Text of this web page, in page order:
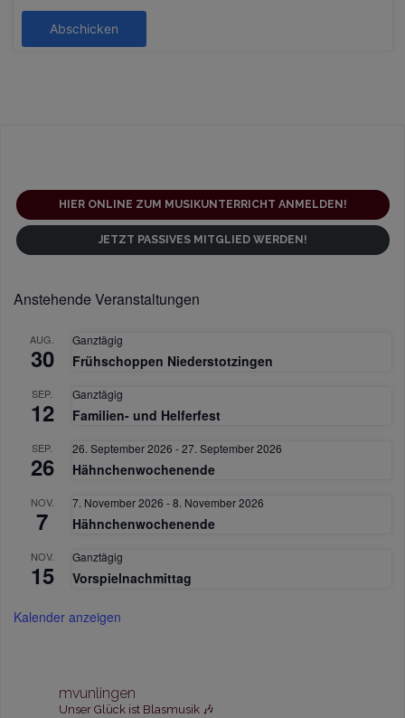
Abschicken
HIER ONLINE ZUM MUSIKUNTERRICHT ANMELDEN!
JETZT PASSIVES MITGLIED WERDEN!
Anstehende Veranstaltungen
AUG.
30
Ganztägig
Frühschoppen Niederstotzingen
SEP.
12
Ganztägig
Familien- und Helferfest
SEP.
26
26. September 2026 -27. September 2026
Hähnchenwochenende
NOV.
7
7. November 2026 -8. November 2026
Hähnchenwochenende
NOV.
15
Ganztägig
Vorspielnachmittag
Kalender anzeigen
mvunlingen
Unser Glück ist Blasmusik 🎶